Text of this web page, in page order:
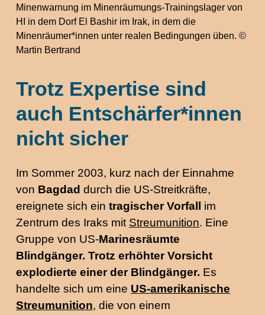
Minenwarnung im Minenräumungs-Trainingslager von
HI in dem Dorf El Bashir im Irak, in dem die
Minenräumer*innen unter realen Bedingungen üben. ©
Martin Bertrand
Trotz Expertise sind
auch Entschärfer*innen
nicht sicher
Im Sommer 2003, kurz nach der Einnahme
von Bagdad durch die US-Streitkräfte,
ereignete sich ein tragischer Vorfall
im
Zentrum des Iraks mit Streumunition. Eine
Gruppe von US-Marinesräumte
Blindgänger. Trotz erhöhter Vorsicht
explodierte einer der Blindgänger. Es
handelte sich um eine US-amerikanische
Streumunition, die von einem